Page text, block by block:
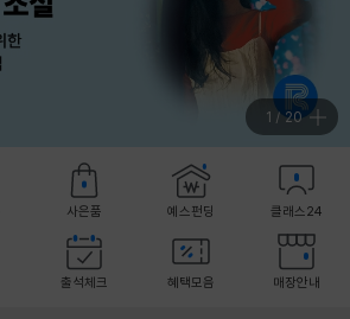
1 /20
사은품 예스펀딩 클래스24
출석체크 혜택모음 매장안내